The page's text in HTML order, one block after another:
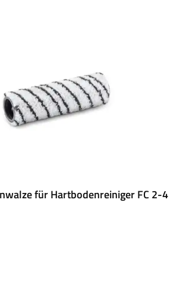
für Hartbodenreiniger FC 2-4